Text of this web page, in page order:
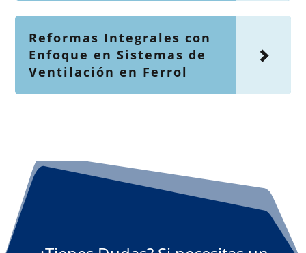
Reformas Integrales con
Enfoque en Sistemas de
Ventilación en Ferrol